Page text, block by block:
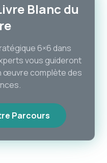
Blanc du
6×6 dans
vous guideront
œuvre complète des
Parcours